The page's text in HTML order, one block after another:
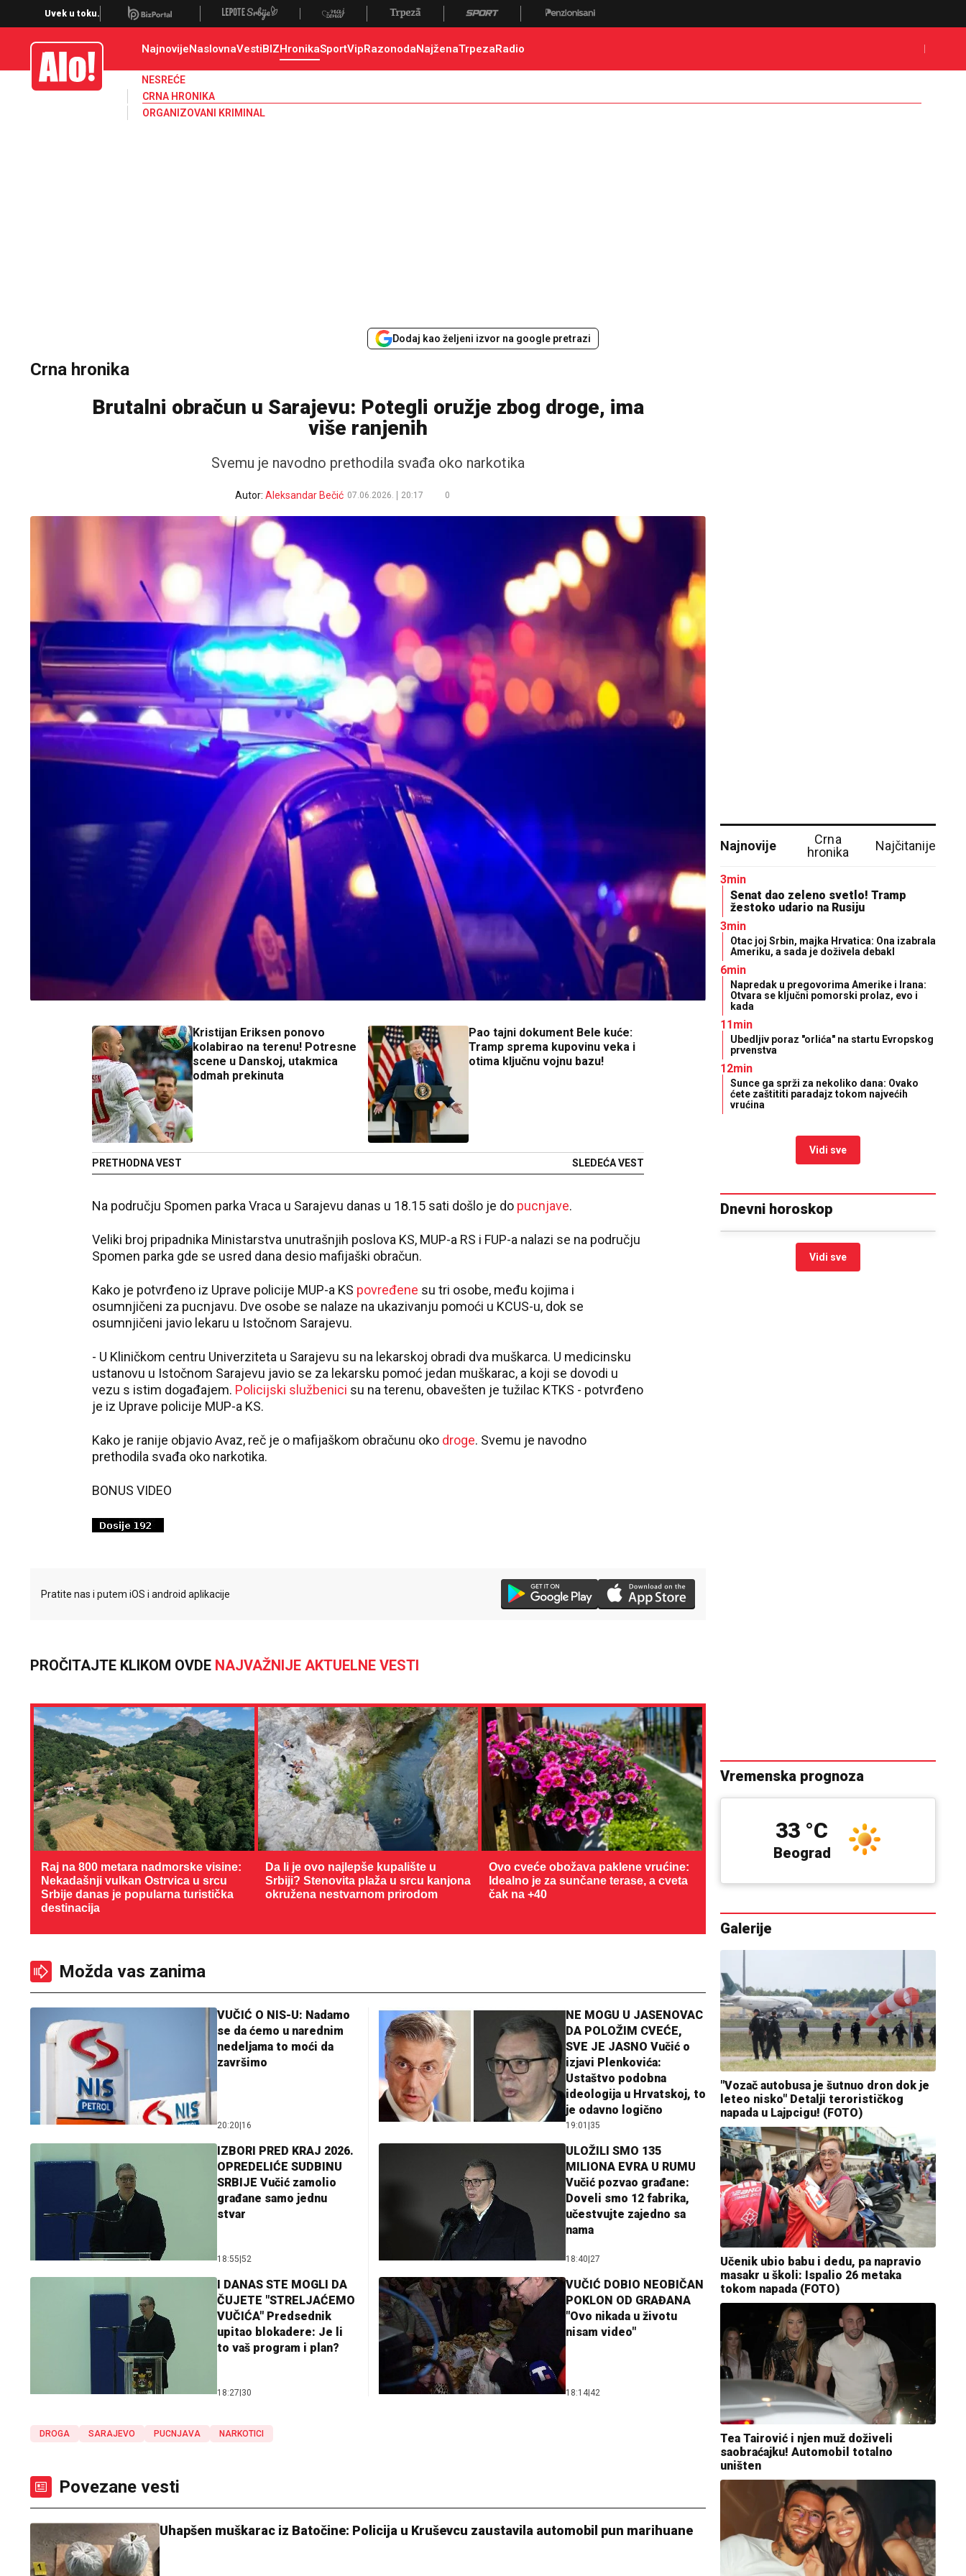
Crna hronika, smrt, ubistvo, likvidacija, krađa, pljačka, hapšenje, policija, poginuli, zaplena, carina
Uvek u toku.
Alo NajnovijeNaslovnaVestiBIZHronikaSportVipRazonodaNajženaTrpezaRadio
NESREĆE
CRNA HRONIKA
ORGANIZOVANI KRIMINAL
Dodaj kao željeni izvor na google pretrazi
Crna hronika
Brutalni obračun u Sarajevu: Potegli oružje zbog droge, ima
više ranjenih
Svemu je navodno prethodila svađa oko narkotika
Autor: Aleksandar Bečić 07.06.2026. 20:17 0
Kristijan Eriksen ponovo
kolabirao na terenu! Potresne
scene u Danskoj, utakmica
odmah prekinuta
PRETHODNA VEST
Pao tajni dokument Bele kuće:
Tramp sprema kupovinu veka i
otima ključnu vojnu bazu!
SLEDEĆA VEST
Na području Spomen parka Vraca u Sarajevu danas u 18.15 sati došlo je do pucnjave.
Veliki broj pripadnika Ministarstva unutrašnjih poslova KS, MUP-a RS i FUP-a nalazi se na području
Spomen parka gde se usred dana desio mafijaški obračun.
Kako je potvrđeno iz Uprave policije MUP-a KS povređene su tri osobe, među kojima i
osumnjičeni za pucnjavu. Dve osobe se nalaze na ukazivanju pomoći u KCUS-u, dok se
osumnjičeni javio lekaru u Istočnom Sarajevu.
- U Kliničkom centru Univerziteta u Sarajevu su na lekarskoj obradi dva muškarca. U medicinsku
ustanovu u Istočnom Sarajevu javio se za lekarsku pomoć jedan muškarac, a koji se dovodi u
vezu s istim događajem. Policijski službenici su na terenu, obavešten je tužilac KTKS - potvrđeno
je iz Uprave policije MUP-a KS.
Kako je ranije objavio Avaz, reč je o mafijaškom obračunu oko droge. Svemu je navodno
prethodila svađa oko narkotika.
BONUS VIDEO
Pratite nas i putem iOS i android aplikacije
PROČITAJTE KLIKOM OVDE NAJVAŽNIJE AKTUELNE VESTI
Raj na 800 metara nadmorske visine:
Nekadašnji vulkan Ostrvica u srcu
Srbije danas je popularna turistička
destinacija
Da li je ovo najlepše kupalište u
Srbiji? Stenovita plaža u srcu kanjona
okružena nestvarnom prirodom
Ovo cveće obožava paklene vrućine:
Idealno je za sunčane terase, a cveta
čak na +40
Možda vas zanima
VUČIĆ O NIS-U: Nadamo
se da ćemo u narednim
nedeljama to moći da
završimo
20:20 16
NE MOGU U JASENOVAC
DA POLOŽIM CVEĆE,
SVE JE JASNO Vučić o
izjavi Plenkovića:
Ustaštvo podobna
ideologija u Hrvatskoj, to
je odavno logično
19:01 35
IZBORI PRED KRAJ 2026.
OPREDELIĆE SUDBINU
SRBIJE Vučić zamolio
građane samo jednu
stvar
18:55 52
ULOŽILI SMO 135
MILIONA EVRA U RUMU
Vučić pozvao građane:
Doveli smo 12 fabrika,
učestvujte zajedno sa
nama
18:40 27
I DANAS STE MOGLI DA
ČUJETE "STRELJAĆEMO
VUČIĆA" Predsednik
upitao blokadere: Je li
to vaš program i plan?
18:27 30
VUČIĆ DOBIO NEOBIČAN
POKLON OD GRAĐANA
"Ovo nikada u životu
nisam video"
18:14 42
DROGA SARAJEVO PUCNJAVA NARKOTICI
Povezane vesti
Uhapšen muškarac iz Batočine: Policija u Kruševcu zaustavila automobil pun marihuane
Najnovije
Crna
hronika
Najčitanije
3min
Senat dao zeleno svetlo! Tramp
žestoko udario na Rusiju
3min
Otac joj Srbin, majka Hrvatica: Ona izabrala
Ameriku, a sada je doživela debakl
6min
Napredak u pregovorima Amerike i Irana:
Otvara se ključni pomorski prolaz, evo i
kada
11min
Ubedljiv poraz "orlića" na startu Evropskog
prvenstva
12min
Sunce ga sprži za nekoliko dana: Ovako
ćete zaštititi paradajz tokom najvećih
vrućina
Vidi sve
Dnevni horoskop
Vidi sve
Vremenska prognoza
Loznica
25 °C
Beograd
33 °C
Galerije
"Vozač autobusa je šutnuo dron dok je
leteo nisko" Detalji terorističkog
napada u Lajpcigu! (FOTO)
Učenik ubio babu i dedu, pa napravio
masakr u školi: Ispalio 26 metaka
tokom napada (FOTO)
Tea Tairović i njen muž doživeli
saobraćajku! Automobil totalno
uništen